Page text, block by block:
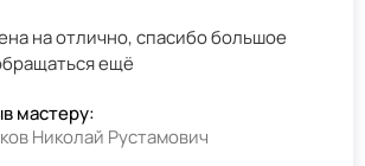
на отлично, спасибо большое
ещё
мастеру:
Николай Рустамович